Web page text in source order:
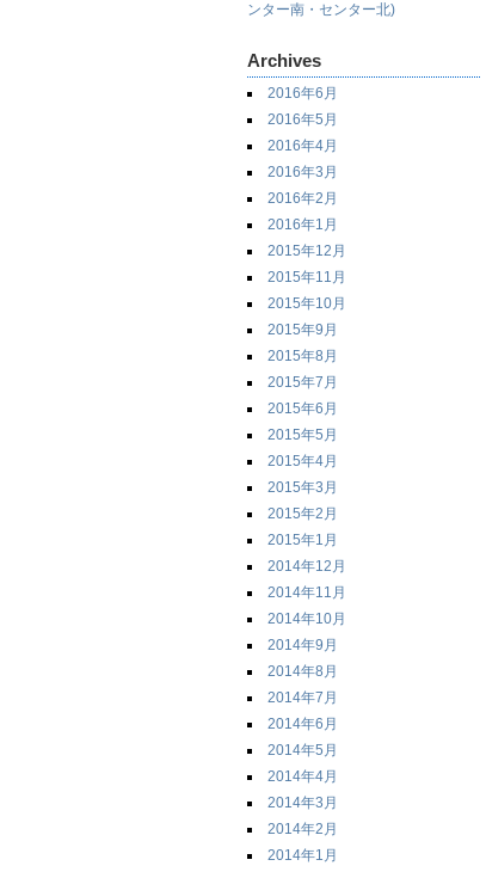
ンター南・センター北)
Archives
2016年6月
2016年5月
2016年4月
2016年3月
2016年2月
2016年1月
2015年12月
2015年11月
2015年10月
2015年9月
2015年8月
2015年7月
2015年6月
2015年5月
2015年4月
2015年3月
2015年2月
2015年1月
2014年12月
2014年11月
2014年10月
2014年9月
2014年8月
2014年7月
2014年6月
2014年5月
2014年4月
2014年3月
2014年2月
2014年1月